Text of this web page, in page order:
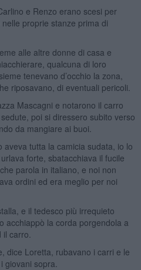
e Renzo erano scesi per
proprie stanze prima di
alle altre donne di casa e
qualcuna di loro
tenevano d’occhio la zona,
riposavano, di eventuali pericoli.
Mascagni e notarono il carro
poi si diressero subito verso
da mangiare ai buoi.
aveva tutta la camicia sudata, io lo
forte, sbatacchiava il fucile
parola in italiano, e noi non
ordini ed era meglio per noi
e il tedesco più irrequieto
acchiappò la corda porgendola a
carro.
dice Loretta, rubavano i carri e le
giovani sopra.